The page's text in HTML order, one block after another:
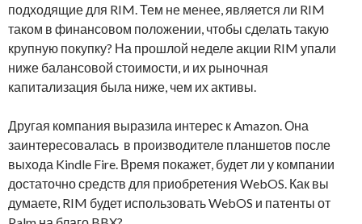
подходящие для RIM. Тем не менее, является ли RIM
таком в финансовом положении, чтобы сделать такую​​
крупную покупку? На прошлой неделе акции RIM упали
ниже балансовой стоимости, и их рыночная
капитализация была ниже, чем их активы.
Другая компания выразила интерес к Amazon. Она
заинтересовалась в производителе планшетов после
выхода Kindle Fire. Время покажет, будет ли у компании
достаточно средств для приобретения WebOS. Как вы
думаете, RIM будет использовать WebOS и патенты от